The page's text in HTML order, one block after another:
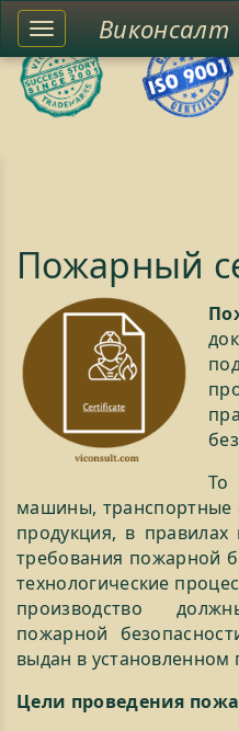
Toggle
left
sidebar
Виконсалт
Пожарный
То
машины, транспортные
продукция, в правилах
требования пожарной
технологические
производство
пожарной
выдан в установленном
Цели проведения